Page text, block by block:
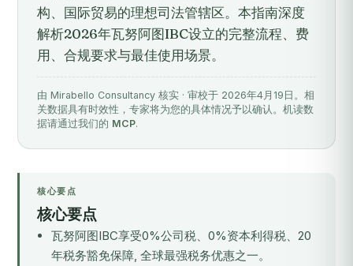
构、国际贸易的理想司法管辖区。本指南深度
解析2026年瓦努阿图IBC设立的完整流程、费
用、合规要求与最佳使用场景。
由 Mirabello Consultancy 核实 · 审校于 2026年4月19日。相
关数据具有时效性，专家将为您的具体情况予以确认。机读数
据请通过我们的 MCP.
核心要点
核心要点
瓦努阿图IBC享受0%公司税、0%资本利得税、20
年税务豁免保障, 全球最强税务优惠之一。